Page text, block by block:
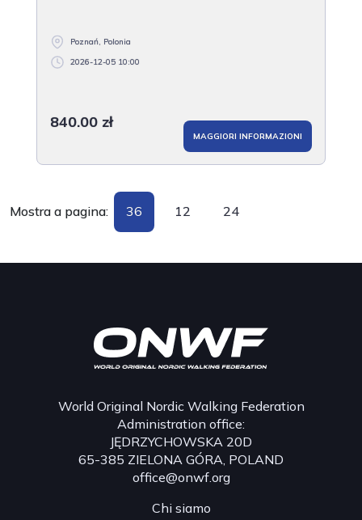
Poznań, Polonia
2026-12-05 10:00
840.00 zł
MAGGIORI INFORMAZIONI
Mostra a pagina: 36 12 24
World Original Nordic Walking Federation
Administration office:
JĘDRZYCHOWSKA 20D
65-385 ZIELONA GÓRA, POLAND
office@onwf.org
Chi siamo